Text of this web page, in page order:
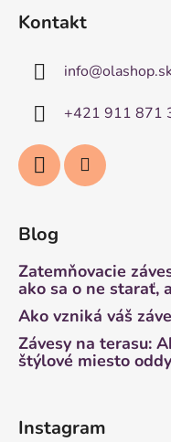
Kontakt
info@
+421 911 871
Blog
Zatemňovacie
ako sa o ne starať,
Ako vzniká váš
Závesy na terasu:
štýlové miesto
Instagram